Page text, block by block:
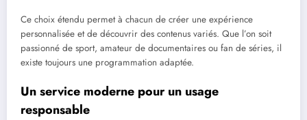
Ce choix étendu permet à chacun de créer une expérience
personnalisée et de découvrir des contenus variés. Que l’on soit
passionné de sport, amateur de documentaires ou fan de séries, il
existe toujours une programmation adaptée.
Un service moderne pour un usage
responsable